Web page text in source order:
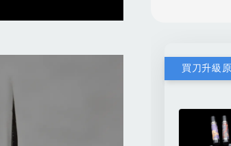
買刀升級